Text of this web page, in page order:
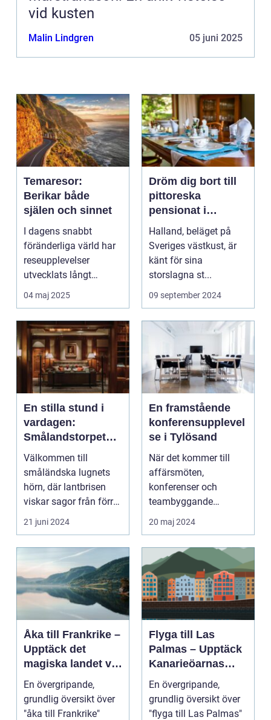
vid kusten
Malin Lindgren 05 juni 2025
Temaresor:
Berikar både
själen och sinnet
I dagens snabbt
föränderliga värld har
reseupplevelser
utvecklats långt
bortom ...
04 maj 2025
Dröm dig bort till
pittoreska
pensionat i
Halland
Halland, beläget på
Sveriges västkust, är
känt för sina
storslagna st...
09 september 2024
En stilla stund i
vardagen:
Smålandstorpet
Lanthotell
Välkommen till
småländska lugnets
hörn, där lantbrisen
viskar sagor från förr
och nutidens stilla gå...
21 juni 2024
En framstående
konferensupplevel
se i Tylösand
När det kommer till
affärsmöten,
konferenser och
teambyggande
reträtter, är...
20 maj 2024
Åka till Frankrike –
Upptäck det
magiska landet vid
Eiffeltornet och
bortom
En övergripande,
grundlig översikt över
"åka till Frankrike"
Flyga till Las
Palmas – Upptäck
Kanarieöarnas
pärla
En övergripande,
grundlig översikt över
"flyga till Las Palmas"